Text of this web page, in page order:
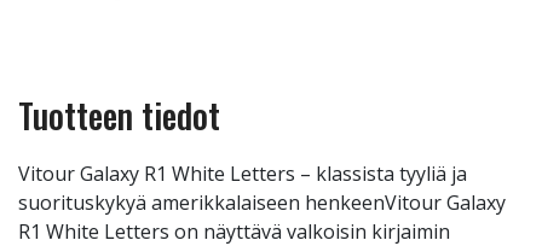
Tuotteen tiedot
Vitour Galaxy R1 White Letters – klassista tyyliä ja
suorituskykyä amerikkalaiseen henkeenVitour Galaxy
R1 White Letters on näyttävä valkoisin kirjaimin